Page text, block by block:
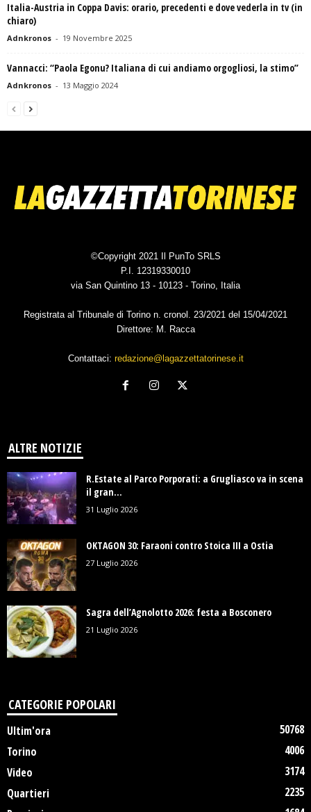
Italia-Austria in Coppa Davis: orario, precedenti e dove vederla in tv (in
chiaro)
Adnkronos - 19 Novembre 2025
Vannacci: “Paola Egonu? Italiana di cui andiamo orgogliosi, la stimo”
Adnkronos - 13 Maggio 2024
©Copyright 2021 Il PunTo SRLS
P.I. 12319330010
via San Quintino 13 - 10123 - Torino, Italia
Registrata al Tribunale di Torino n. cronol. 23/2021 del 15/04/2021
Direttore: M. Racca
Contattaci: redazione@lagazzettatorinese.it
ALTRE NOTIZIE
R.Estate al Parco Porporati: a Grugliasco va in scena
il gran...
31 Luglio 2026
OKTAGON 30: Faraoni contro Stoica III a Ostia
27 Luglio 2026
Sagra dell’Agnolotto 2026: festa a Bosconero
21 Luglio 2026
CATEGORIE POPOLARI
Ultim'ora
50768
Torino
4006
Video
3174
Quartieri
2235